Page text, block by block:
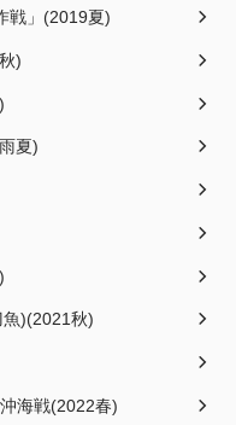
戦」(2019夏)
)
夏)
)(2021秋)
海戦(2022春)